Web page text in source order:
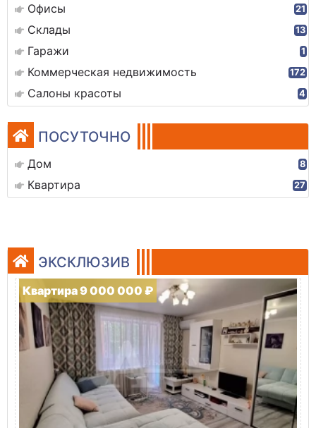
Офисы 21
Склады 13
Гаражи 1
Коммерческая недвижимость 172
Салоны красоты 4
ПОСУТОЧНО
Дом 8
Квартира 27
ЭКСКЛЮЗИВ
Квартира 9 000 000 ₽